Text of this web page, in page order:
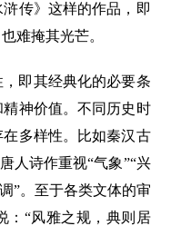
传》这样的作品，即
难掩其光芒。
即其经典化的必要条
神价值。不同历史时
多样性。比如秦汉古
人诗作重视“气象”“兴
”。至于各类文体的审
：“风雅之规，典则居